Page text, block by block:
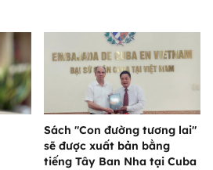
Sách "Con đường tương lai"
sẽ được xuất bản bằng
tiếng Tây Ban Nha tại Cuba